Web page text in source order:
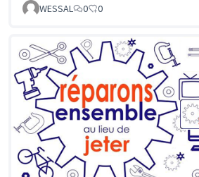
WESSAL
0 0